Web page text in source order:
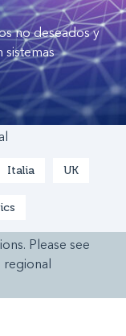
no deseados y
sistemas
Italia UK
Please see